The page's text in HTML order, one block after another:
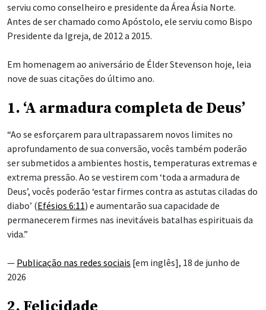
serviu como conselheiro e presidente da Área Ásia Norte.
Antes de ser chamado como Apóstolo, ele serviu como Bispo
Presidente da Igreja, de 2012 a 2015.
Em homenagem ao aniversário de Élder Stevenson hoje, leia
nove de suas citações do último ano.
1. ‘A armadura completa de Deus’
“Ao se esforçarem para ultrapassarem novos limites no
aprofundamento de sua conversão, vocês também poderão
ser submetidos a ambientes hostis, temperaturas extremas e
extrema pressão. Ao se vestirem com ‘toda a armadura de
Deus’, vocês poderão ‘estar firmes contra as astutas ciladas do
diabo’ (Efésios 6:11) e aumentarão sua capacidade de
permanecerem firmes nas inevitáveis batalhas espirituais da
vida.”
— Publicação nas redes sociais [em inglês], 18 de junho de
2026